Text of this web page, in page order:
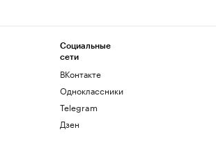
Социальные
сети
ВКонтакте
Одноклассники
Telegram
Дзен